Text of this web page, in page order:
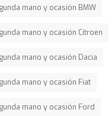
mano y ocasión BMW
mano y ocasión Citroen
mano y ocasión Dacia
mano y ocasión Fiat
mano y ocasión Ford